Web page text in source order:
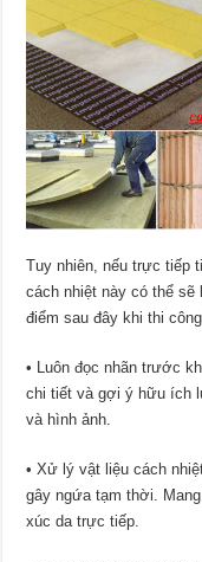
Tuy nhiên, nếu trực tiếp
cách nhiệt này có thể
điểm sau đây khi thi
• Luôn đọc nhãn trước
chi tiết và gợi ý hữu ích
và hình ảnh.
• Xử lý vật liệu cách
gây ngứa tạm thời.
xúc da trực tiếp.